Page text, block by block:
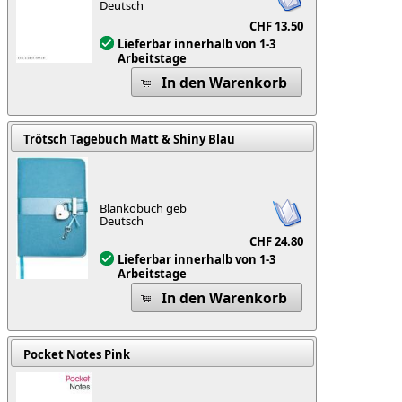
Deutsch
CHF 13.50
Lieferbar innerhalb von 1-3
Arbeitstage
In den Warenkorb
Trötsch Tagebuch Matt & Shiny Blau
Blankobuch geb
Deutsch
CHF 24.80
Lieferbar innerhalb von 1-3
Arbeitstage
In den Warenkorb
Pocket Notes Pink